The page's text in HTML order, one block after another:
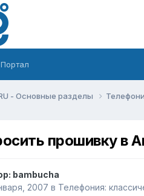
Портал
- Основные разделы
прошивку в
bambucha
2007 в Телефония: